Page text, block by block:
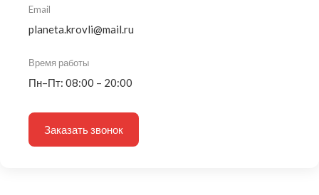
Email
planeta.krovli@mail.ru
Время работы
Пн–Пт: 08:00 – 20:00
Заказать звонок